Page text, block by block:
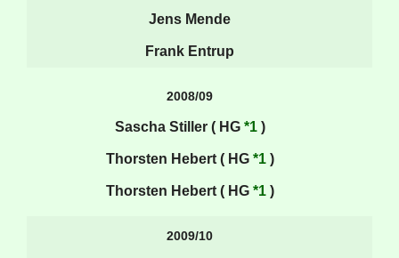
Jens Mende
Frank Entrup
2008/09
Sascha Stiller ( HG *1)
Thorsten Hebert ( HG *1)
Thorsten Hebert ( HG *1)
2009/10